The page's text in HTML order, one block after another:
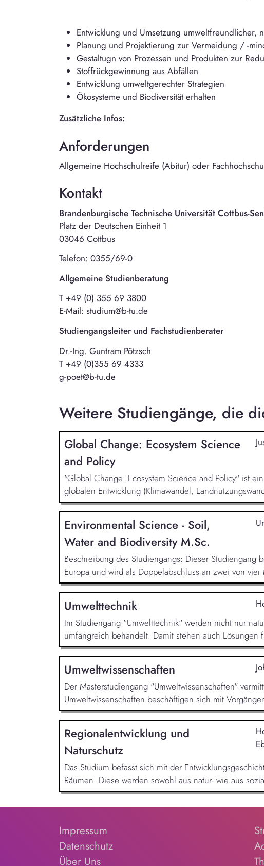
Entwicklung und Umsetzung umweltfreundlicher,
Planung und Projektierung zur Vermeidung / -
Gestaltugn von Prozessen und Produkten zur
Stoffrückgewinnung aus Abfällen
Entwicklung umweltgerechter Strategien
Ökosysteme und Biodiversität erhalten
Zusätzliche Infos:
Anforderungen
Allgemeine Hochschulreife (Abitur) oder
Kontakt
Brandenburgische Technische Universität Cottbus-
Platz der Deutschen Einheit 1
03046 Cottbus
Telefon: 0355/69-0
Allgemeine Studienberatung
T +49 (0) 355 69 3800
E-Mail: studium@b-tu.de
Studiengangsleiter und Fachstudienberater
Dr.-Ing. Guntram Pötzsch
T +49 (0)355 69 4333
g-poet@b-tu.de
Weitere Studiengänge, die
Global Change: Ecosystem Science
and Policy
"Global Change: Ecosystem Science and Policy" ist
globalen Entwicklung (Klimawandel,
Environmental Science - Soil,
Water and Biodiversity M.Sc.
Beschreibung des Studiengangs: Dieser
Europa und wird als Doppelabschluss an zwei von
Umwelttechnik
Im Studiengang "Umwelttechnik" werden nicht nur
umfangreich behandelt. Damit stehen auch
Umweltwissenschaften
Der Masterstudiengang "Umweltwissenschaften"
Umweltwissenschaften beschäftigen sich mit
Regionalentwicklung und
Naturschutz
Das Studium befasst sich mit der
Räumen. Diese werden sowohl aus natur- wie aus
Impressum
Datenschutz
Über Uns